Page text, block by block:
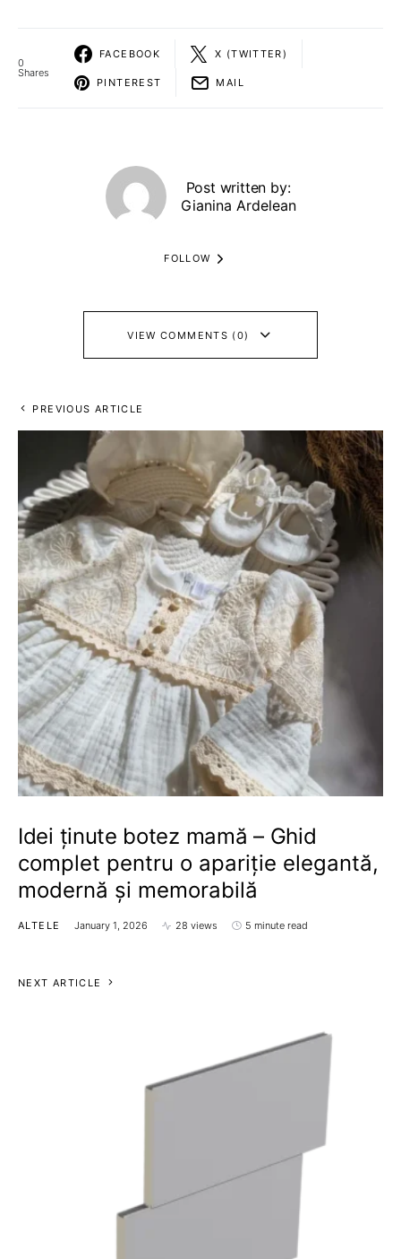
0
Shares
FACEBOOK X (TWITTER)
PINTEREST MAIL
Post written by:
Gianina Ardelean
FOLLOW
VIEW COMMENTS (0)
PREVIOUS ARTICLE
Idei ținute botez mamă – Ghid
complet pentru o apariție elegantă,
modernă și memorabilă
ALTELE January 1, 2026 28 views 5 minute read
NEXT ARTICLE